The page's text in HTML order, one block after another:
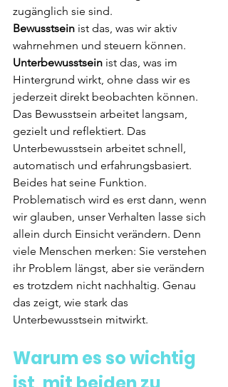
zugänglich sie sind.
Bewusstsein ist das, was wir aktiv
wahrnehmen und steuern können.
Unterbewusstsein ist das, was im
Hintergrund wirkt, ohne dass wir es
jederzeit direkt beobachten können.
Das Bewusstsein arbeitet langsam,
gezielt und reflektiert. Das
Unterbewusstsein arbeitet schnell,
automatisch und erfahrungsbasiert.
Beides hat seine Funktion.
Problematisch wird es erst dann, wenn
wir glauben, unser Verhalten lasse sich
allein durch Einsicht verändern. Denn
viele Menschen merken: Sie verstehen
ihr Problem längst, aber sie verändern
es trotzdem nicht nachhaltig. Genau
das zeigt, wie stark das
Unterbewusstsein mitwirkt.
Warum es so wichtig